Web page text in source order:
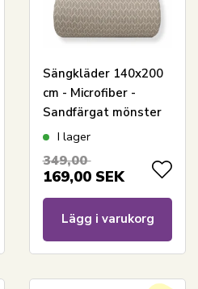
Sängkläder 140x200
cm - Microfiber -
Sandfärgat mönster
I lager
349,00
169,00 SEK
Lägg i varukorg